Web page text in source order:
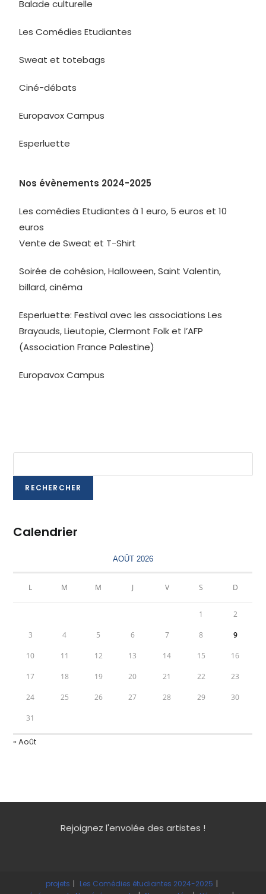
Balade culturelle
Les Comédies Etudiantes
Sweat et totebags
Ciné-débats
Europavox Campus
Esperluette
Nos évènements 2024-2025
Les comédies Etudiantes à 1 euro, 5 euros et 10
euros
Vente de Sweat et T-Shirt
Soirée de cohésion, Halloween, Saint Valentin,
billard, cinéma
Esperluette: Festival avec les associations Les
Brayauds, Lieutopie, Clermont Folk et l’AFP
(Association France Palestine)
Europavox Campus
RECHERCHER
Calendrier
AOÛT 2026
L M M J V S D
1 2
3 4 5 6 7 8 9
10 11 12 13 14 15 16
17 18 19 20 21 22 23
24 25 26 27 28 29 30
31
« Août
Rejoignez l'envolée des artistes !
projets
Les Comédies étudiantes 2024-2025